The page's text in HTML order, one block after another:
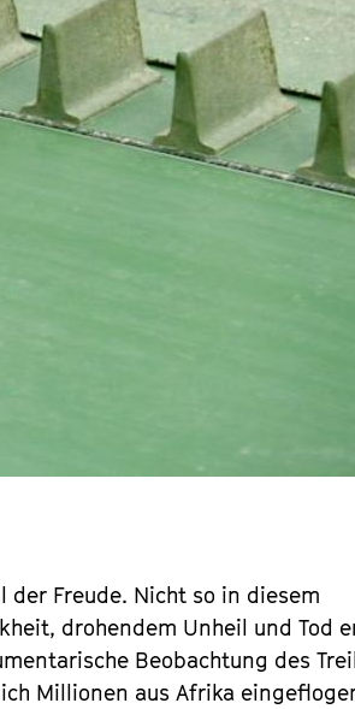
Freude. Nicht so in diesem
drohendem Unheil und Tod
Beobachtung des
Millionen aus Afrika